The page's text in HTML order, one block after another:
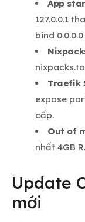
App
127.0.0.1
bind
Traefik
expose
cấp.
Out of
nhất 4GB
Update
mới